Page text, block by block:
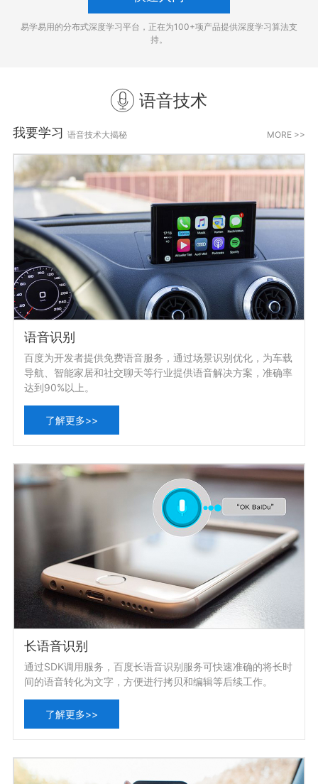
易学易用的分布式深度学习平台，正在为100+项产品提供深度学习算法支
持。
语音技术
我要学习 语音技术大揭秘 MORE >>
语音识别
百度为开发者提供免费语音服务，通过场景识别优化，为车载
导航、智能家居和社交聊天等行业提供语音解决方案，准确率
达到90%以上。
了解更多>>
长语音识别
通过SDK调用服务，百度长语音识别服务可快速准确的将长时
间的语音转化为文字，方便进行拷贝和编辑等后续工作。
了解更多>>